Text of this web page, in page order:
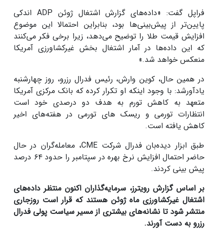
فراپل گفت: «داده‌های گزارش اشتغال ژوئن ADP اندکی
پایین‌تر از پیش‌بینی‌ها بود، بنابراین احتمالا این موضوع
افزایش قیمت طلا را توضیح می‌دهد، زیرا برخی فکر می‌کنند
که این داده‌ها در آمار اشتغال بخش غیرکشاورزی آمریکا
منعکس خواهد شد.»
در همین حال، کوین وارش، رئیس فدرال رزرو، روز چهارشنبه
یادآورشد: با وجود اینکه او تکرار کرده که بانک مرکزی آمریکا
متعهد به کاهش تورم به هدف دو درصدی خود است
انتظارات تورمی و ریسک های تورمی در هفته‌های اخیر
کاهش یافته است.
طبق ابزار دیده‌بان فدرال شرکت CME، معامله‌گران در حال
حاضر احتمال افزایش نرخ بهره در سپتامبر را حدود ۶۴ درصد
پیش­ بینی کردند.
بر اساس گزارش رویترز، سرمایه‌گذاران اکنون منتظر داده‌های
اشتغال غیرکشاورزی ماه ژوئن هستند که قرار است روزجاری
منتشر شود تا نشانه‌های بیشتری از مسیر سیاست‌ پولی فدرال
رزرو به دست آورند.